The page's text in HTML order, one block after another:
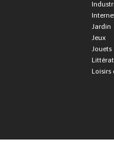
Jardin
Jeux
Jouets
Loisirs